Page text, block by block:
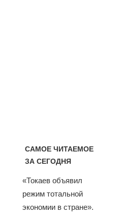
САМОЕ ЧИТАЕМОЕ
ЗА СЕГОДНЯ
«Токаев объявил
режим тотальной
экономии в стране».